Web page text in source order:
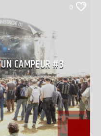
0
CAMPEUR #3